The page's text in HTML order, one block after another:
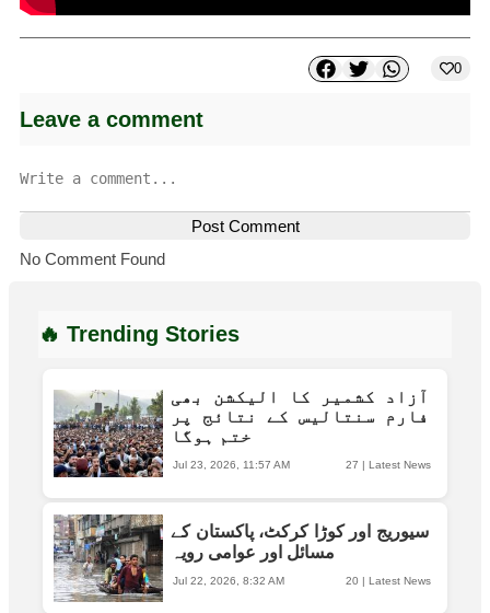
0
Leave a comment
Post Comment
No Comment Found
🔥 Trending Stories
آزاد کشمیر کا الیکشن بھی
فارم سنتالیس کے نتائج پر
ختم ہوگا
27 | Latest News
Jul 23, 2026, 11:57 AM
سیوریج اور کوڑا کرکٹ، پاکستان کے
مسائل اور عوامی رویہ
20 | Latest News
Jul 22, 2026, 8:32 AM